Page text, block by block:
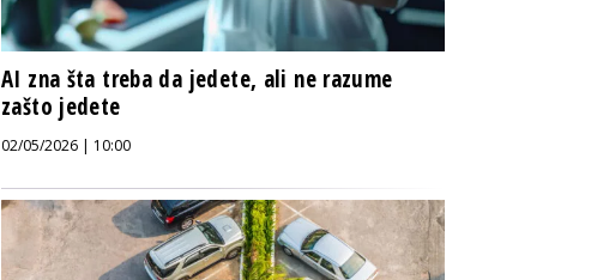
AI zna šta treba da jedete, ali ne razume
zašto jedete
02/05/2026 | 10:00